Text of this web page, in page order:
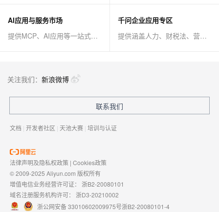
AI应用与服务市场
提供MCP、AI应用等一站式AI解决方案
千问企业应用专区
提供涵盖人力、财税法、营销、客服等AI方案
关注我们： 新浪微博
联系我们
文档 | 开发者社区 | 天池大赛 | 培训与认证
法律声明及隐私权政策 | Cookies政策
© 2009-2025 Aliyun.com 版权所有
增值电信业务经营许可证： 浙B2-20080101
域名注册服务机构许可： 浙D3-20210002
浙公网安备 33010602009975号浙B2-20080101-4